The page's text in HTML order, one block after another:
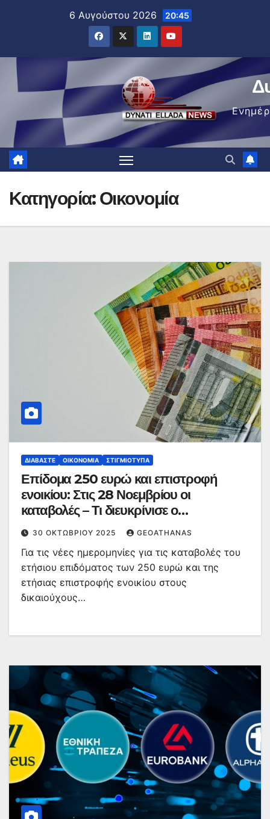
6 Αυγούστου 2026 20:45
Κατηγορία:Οικονομία
ΔΙΑΒΆΣΤΕ ΟΙΚΟΝΟΜΊΑ ΣΤΙΓΜΙΌΤΥΠΑ
Επίδομα 250 ευρώ και επιστροφή
ενοικίου: Στις 28 Νοεμβρίου οι
καταβολές – Τι διευκρίνισε ο
Εκπρόσωπος Τύπου του ΥΠΟΙΚ
30 ΟΚΤΩΒΡΊΟΥ 2025 GEOATHANAS
Για τις νέες ημερομηνίες για τις καταβολές του
ετήσιου επιδόματος των 250 ευρώ και της
ετήσιας επιστροφής ενοικίου στους
δικαιούχους…